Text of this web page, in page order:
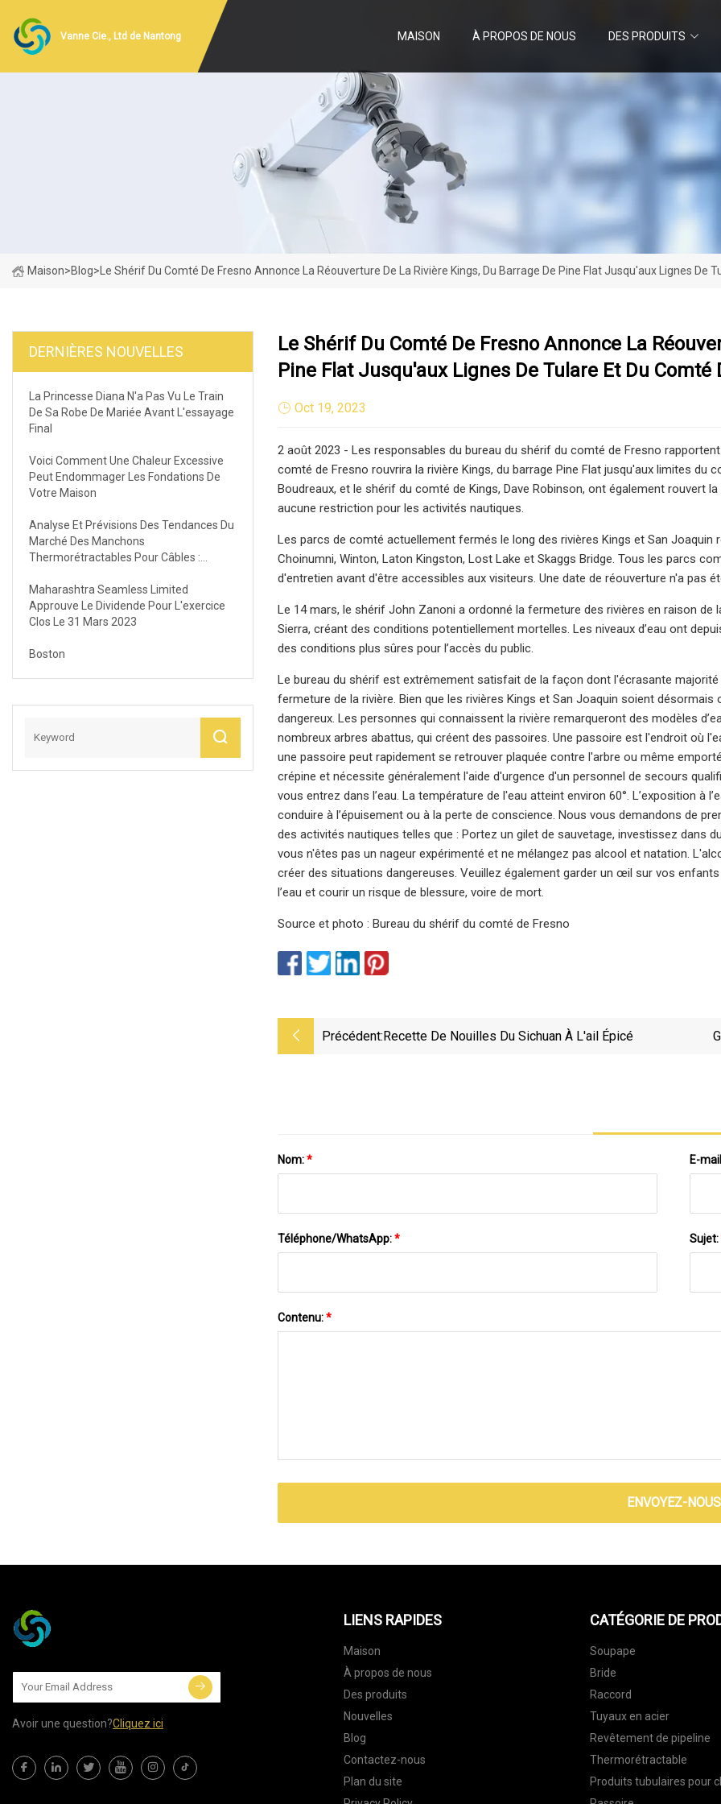
Vanne Cie., Ltd de Nantong MAISON À PROPOS DE NOUS DES PRODUITS
Maison>Blog> Le Shérif Du Comté De Fresno Annonce La Réouverture De La Rivière Kings, Du Barrage De Pine Flat Jusqu'aux Lignes De
DERNIÈRES NOUVELLES
La Princesse Diana N'a Pas Vu Le Train
De Sa Robe De Mariée Avant L'essayage
Final
Voici Comment Une Chaleur Excessive
Peut Endommager Les Fondations De
Votre Maison
Analyse Et Prévisions Des Tendances Du
Marché Des Manchons
Thermorétractables Pour Câbles :
Des Ventes Et De La Production 2023
Maharashtra Seamless Limited
Approuve Le Dividende Pour L'exercice
Clos Le 31 Mars 2023
Boston
Le Shérif Du Comté De Fresno Annonce La
Pine Flat Jusqu'aux Lignes De Tulare Et Du
Oct 19, 2023
2 août 2023 - Les responsables du bureau du shérif du comté de Fresno
comté de Fresno rouvrira la rivière Kings, du barrage Pine Flat jusqu'aux limites du
Boudreaux, et le shérif du comté de Kings, Dave Robinson, ont également rouvert
aucune restriction pour les activités nautiques.
Les parcs de comté actuellement fermés le long des rivières Kings et San
Choinumni, Winton, Laton Kingston, Lost Lake et Skaggs Bridge. Tous les parcs
d'entretien avant d'être accessibles aux visiteurs. Une date de réouverture n'a pas
Le 14 mars, le shérif John Zanoni a ordonné la fermeture des rivières en raison
Sierra, créant des conditions potentiellement mortelles. Les niveaux d’eau ont
des conditions plus sûres pour l’accès du public.
Le bureau du shérif est extrêmement satisfait de la façon dont l'écrasante
fermeture de la rivière. Bien que les rivières Kings et San Joaquin soient
dangereux. Les personnes qui connaissent la rivière remarqueront des modèles
nombreux arbres abattus, qui créent des passoires. Une passoire est l'endroit où
une passoire peut rapidement se retrouver plaquée contre l'arbre ou même
crépine et nécessite généralement l'aide d'urgence d'un personnel de secours
vous entrez dans l’eau. La température de l'eau atteint environ 60°. L’exposition à
conduire à l’épuisement ou à la perte de conscience. Nous vous demandons de
des activités nautiques telles que : Portez un gilet de sauvetage, investissez dans
vous n'êtes pas un nageur expérimenté et ne mélangez pas alcool et natation.
créer des situations dangereuses. Veuillez également garder un œil sur vos
l’eau et courir un risque de blessure, voire de mort.
Source et photo : Bureau du shérif du comté de Fresno
Précédent:Recette De Nouilles Du Sichuan À L'ail Épicé
Nom:* E-
Téléphone/WhatsApp:* Sujet:
Contenu:*
ENVOYEZ-NOUS
Avoir une question?Cliquez ici
LIENS RAPIDES
Maison
À propos de nous
Des produits
Nouvelles
Blog
Contactez-nous
Plan du site
CATÉGORIE DE
Soupape
Bride
Raccord
Tuyaux en acier
Revêtement de pipeline
Thermorétractable
Produits tubulaires pour